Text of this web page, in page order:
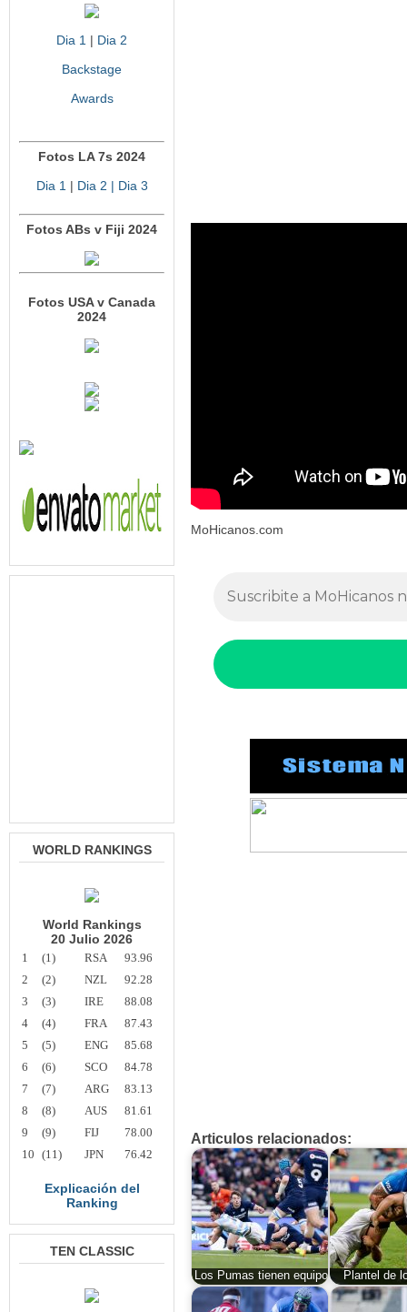
Dia 1 | Dia 2
Backstage
Awards
Fotos LA 7s 2024
Dia 1 | Dia 2 | Dia 3
Fotos ABs v Fiji 2024
Fotos USA v Canada
2024
WORLD RANKINGS
World Rankings
20 Julio 2026
1 (1) RSA
93.96
2
(2) NZL
92.28
3
(3) IRE
88.08
4
(4) FRA
87.43
5
(5) ENG
85.68
6
(6) SCO
84.78
7
(7) ARG
83.13
8
(8) AUS
81.61
9
(9) FIJ
78.00
10 (11) JPN 76.42
Explicación del
Ranking
TEN CLASSIC
MoHicanos.com
Articulos relacionados:
Los Pumas tienen equipo Plantel de